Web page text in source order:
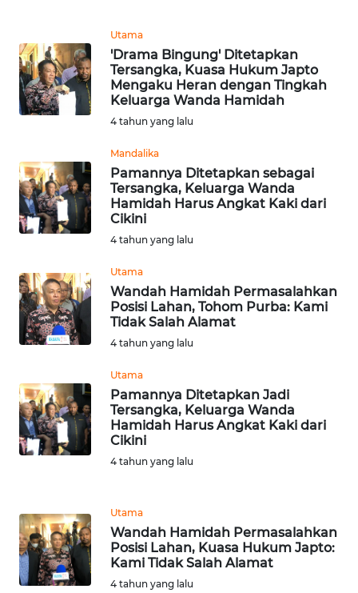
Utama
'Drama Bingung' Ditetapkan
Tersangka, Kuasa Hukum Japto
Mengaku Heran dengan Tingkah
Keluarga Wanda Hamidah
4 tahun yang lalu
Mandalika
Pamannya Ditetapkan sebagai
Tersangka, Keluarga Wanda
Hamidah Harus Angkat Kaki dari
Cikini
4 tahun yang lalu
Utama
Wandah Hamidah Permasalahkan
Posisi Lahan, Tohom Purba: Kami
Tidak Salah Alamat
4 tahun yang lalu
Utama
Pamannya Ditetapkan Jadi
Tersangka, Keluarga Wanda
Hamidah Harus Angkat Kaki dari
Cikini
4 tahun yang lalu
Utama
Wandah Hamidah Permasalahkan
Posisi Lahan, Kuasa Hukum Japto:
Kami Tidak Salah Alamat
4 tahun yang lalu
KALTARA
WN
KALSEL
KALTIM
WN
SULSEL
WN
GORONTALO
WN
SULUT
WN
MALUKU
WN
DAIRI
WN
DANAU